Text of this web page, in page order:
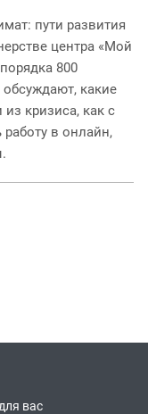
пути развития
центра «Мой
800
обсуждают, какие
кризиса, как с
в онлайн,
вас